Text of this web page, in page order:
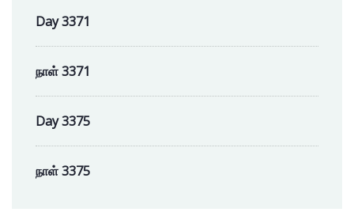
Day 3371
நாள் 3371
Day 3375
நாள் 3375